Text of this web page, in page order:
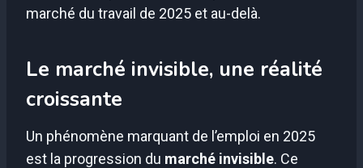
marché du travail de 2025 et au-delà.
Le marché invisible, une réalité
croissante
Un phénomène marquant de l’emploi en 2025
est la progression du marché invisible. Ce